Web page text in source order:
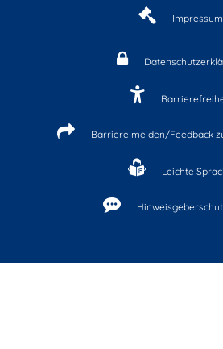
Impressum
Barriere melden/Feedback
Leichte